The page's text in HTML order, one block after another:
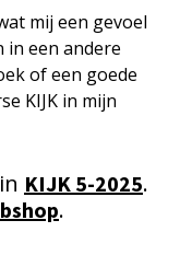
mij een gevoel
in een andere
of een goede
KIJK in mijn
KIJK 5-2025.
.